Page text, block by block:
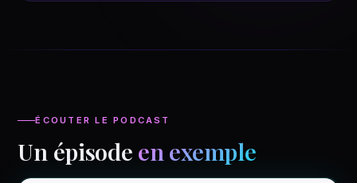
ÉCOUTER LE PODCAST
Un épisode en exemple